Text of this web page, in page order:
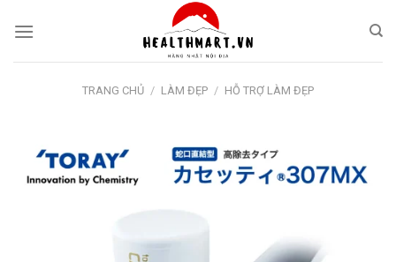
TRANG CHỦ / LÀM ĐẸP / HỖ TRỢ LÀM ĐẸP